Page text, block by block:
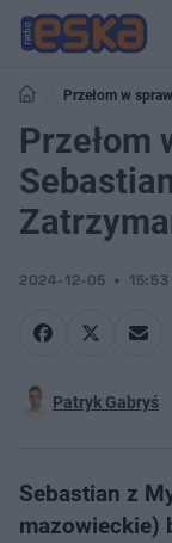
Przełom w
dwóch mężczyzn
Przełom
2024-12-05 15:53
Patryk Gabryś
Sebastian z
mazowieckie)